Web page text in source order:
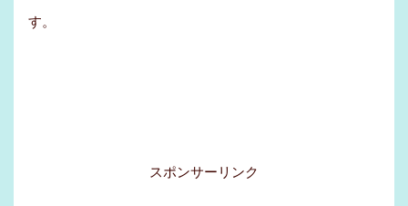
す。
スポンサーリンク